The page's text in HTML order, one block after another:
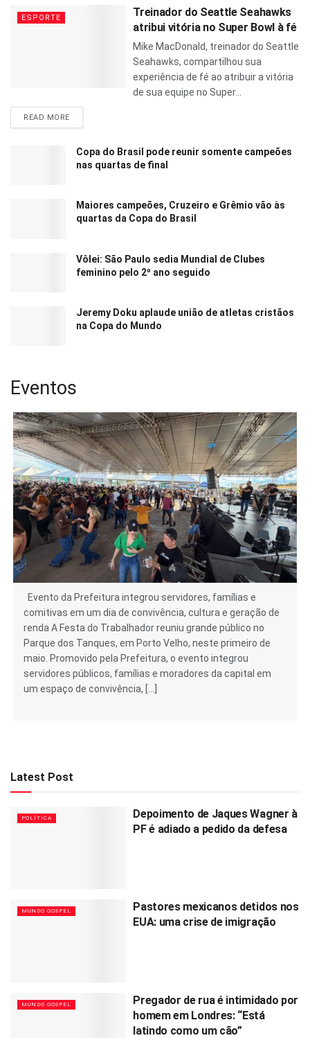
ESPORTE
Treinador do Seattle Seahawks
atribui vitória no Super Bowl à fé
Mike MacDonald, treinador do Seattle
Seahawks, compartilhou sua
experiência de fé ao atribuir a vitória
de sua equipe no Super...
READ MORE
Copa do Brasil pode reunir somente campeões
nas quartas de final
Maiores campeões, Cruzeiro e Grêmio vão às
quartas da Copa do Brasil
Vôlei: São Paulo sedia Mundial de Clubes
feminino pelo 2º ano seguido
Jeremy Doku aplaude união de atletas cristãos
na Copa do Mundo
Eventos
Evento da Prefeitura integrou servidores, famílias e
comitivas em um dia de convivência, cultura e geração de
renda A Festa do Trabalhador reuniu grande público no
Parque dos Tanques, em Porto Velho, neste primeiro de
maio. Promovido pela Prefeitura, o evento integrou
servidores públicos, famílias e moradores da capital em
um espaço de convivência, […]
Latest Post
POLÍTICA
Depoimento de Jaques Wagner à
PF é adiado a pedido da defesa
MUNDO GOSPEL
Pastores mexicanos detidos nos
EUA: uma crise de imigração
MUNDO GOSPEL
Pregador de rua é intimidado por
homem em Londres: “Está
latindo como um cão”